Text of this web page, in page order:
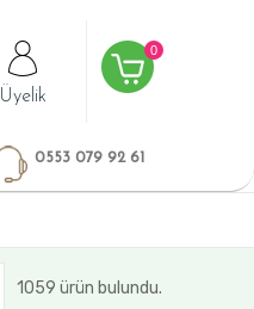
Üyelik
0
0553 079 92 61
1059 ürün bulundu.